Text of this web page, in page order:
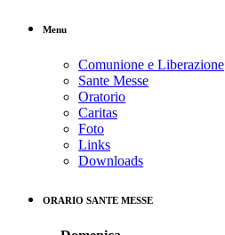
Menu
Comunione e Liberazione
Sante Messe
Oratorio
Caritas
Foto
Links
Downloads
ORARIO SANTE MESSE